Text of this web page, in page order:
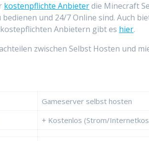
kostenpflichte Anbieterdie Minecraft
und 24/7 Online sind. Auch
Anbietern gibt es hier.
zwischen Selbst Hosten und
Gameserver selbst hosten
+ Kostenlos (Strom/